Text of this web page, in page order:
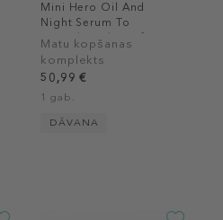
Mini Hero Oil And
Night Serum To
Nourish And Reinforce
Gift Set
Matu kopšanas
komplekts
50,99 €
1 gab.
DĀVANA